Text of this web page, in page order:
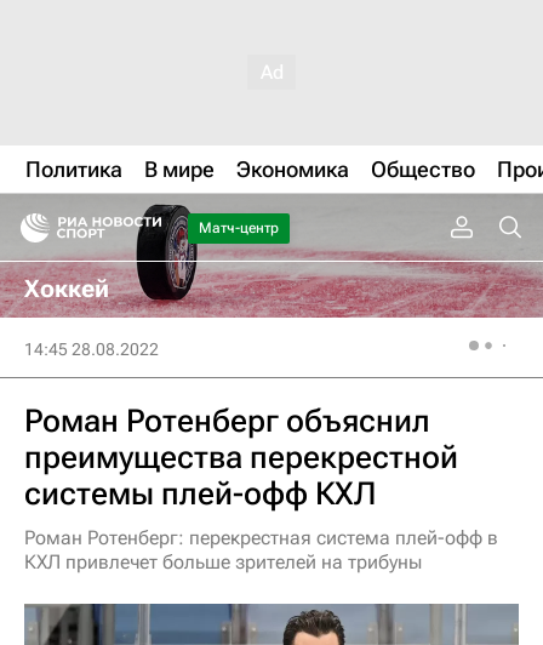
Политика В мире Экономика Общество
Матч-центр
Хоккей
14:45 28.08.2022
Роман Ротенберг объяснил
преимущества перекрестной
системы плей-офф КХЛ
Роман Ротенберг: перекрестная система плей-офф в
КХЛ привлечет больше зрителей на трибуны